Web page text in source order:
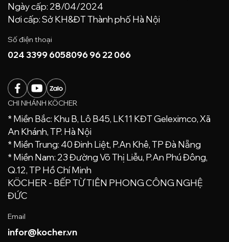
Ngày cấp: 28/04/2024
Nơi cấp: Sở KH&ĐT Thành phố Hà Nội
Số điện thoại
024 3399 6058096 96 22 066
CHI NHÁNH KÖCHER
* Miền Bắc: Khu B, Lô B45, LK11 KĐT Geleximco, Xã
An Khánh, TP. Hà Nội
* Miền Trung: 40 Đinh Liệt, P.An Khê, TP Đà Nẵng
* Miền Nam: 23 Đường Võ Thị Liễu, P.An Phú Đông,
Q.12, TP Hồ Chí Minh
KÖCHER - BẾP TỪ TIÊN PHONG CÔNG NGHỆ
ĐỨC
Email
infor@kocher.vn